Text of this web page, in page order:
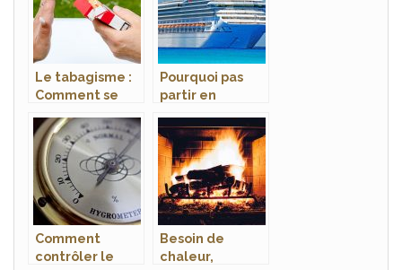
Le tabagisme :
Comment se
cette
dépendance?
Pourquoi pas
partir en
des vacances ?
Comment
contrôler le
Besoin de
chaleur,